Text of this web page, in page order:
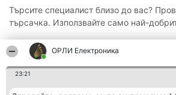
ОРЛИ Електроника
23:21
Търсите специалист близо до вас?
търсачка. Използвайте само най-